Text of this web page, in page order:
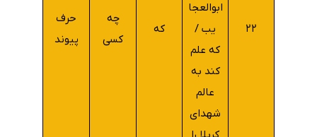
۲۲
ابوالعجا
یب /
که علم
کند به
عالم
شهدای
که
چه
کسی
حرف
پیوند